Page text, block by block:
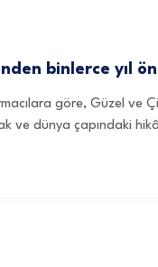
binlerce yıl
göre, Güzel ve
ve dünya çapındaki